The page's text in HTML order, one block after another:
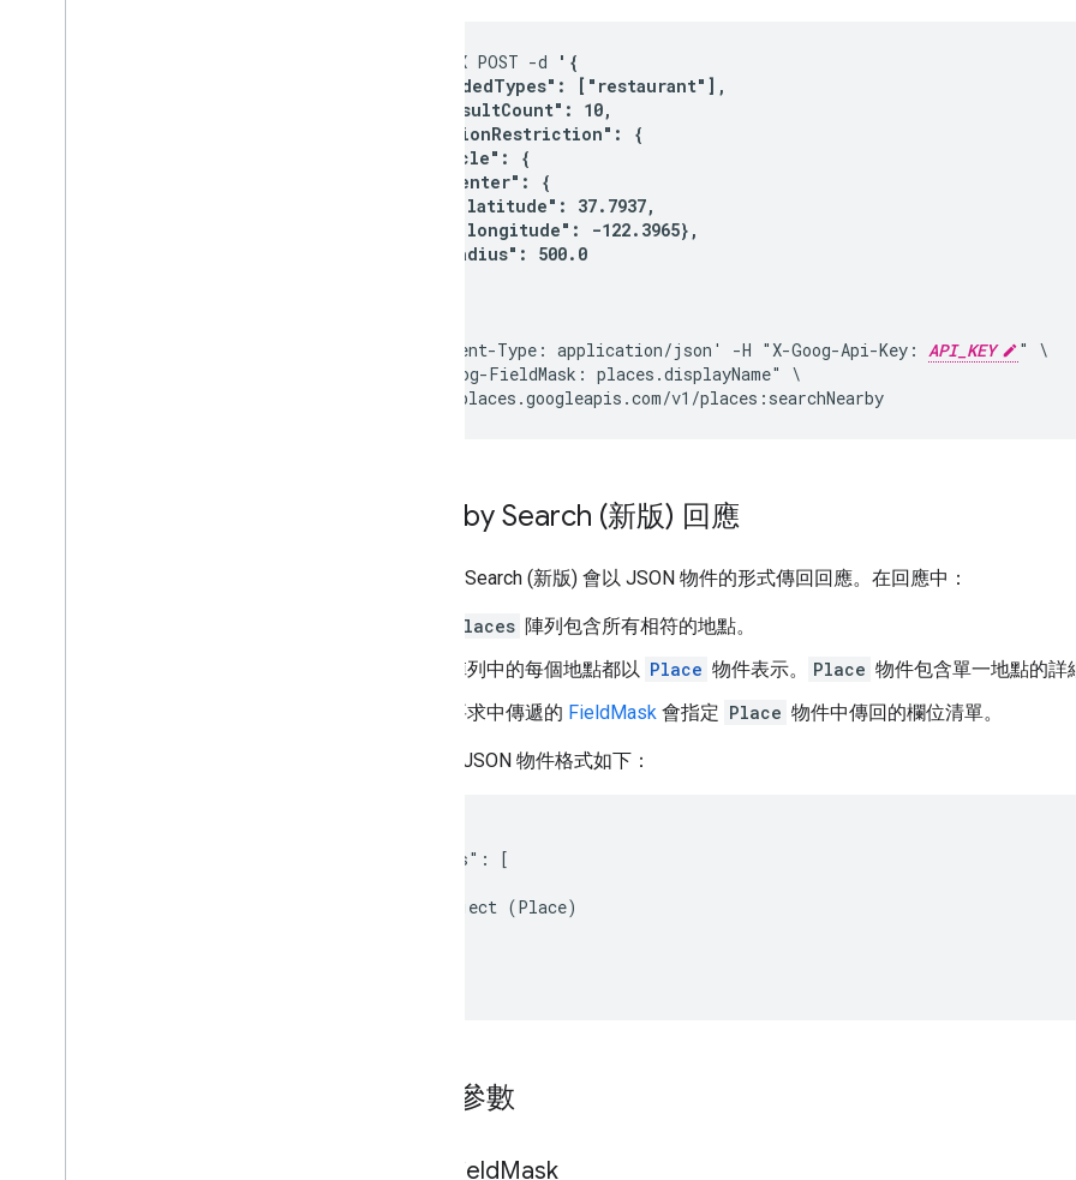
curl -X POST -d
'{
  "includedTypes": ["restaurant"],
  "maxResultCount": 10,
  "locationRestriction": {
    "circle": {
      "center": {
        "latitude": 37.7937,
        "longitude": -122.3965},
      "radius": 500.0
-H 'Content-Type: application/json' -H "X-Goog-Api-Key: API_KEY
" \
-H "X-Goog-FieldMask: places.displayName" \
Nearby Search (新版) 回應
Nearby Search (新版) 會以 JSON 物件的形式傳回回應。在回應中：
places 陣列包含所有相符的地點。
陣列中的每個地點都以 Place 物件表示。 Place 物件包含單一地點的詳
要求中傳遞的 FieldMask 會指定 Place 物件中傳回的欄位清單。
完整的 JSON 物件格式如下：
  "places": [
      object (Place)
必要參數
FieldMask